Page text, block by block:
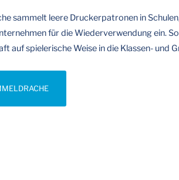
sammelt leere Druckerpatronen in
für die Wiederverwendung ein.
auf spielerische Weise in die Klassen- und